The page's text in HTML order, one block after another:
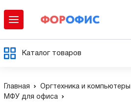
Каталог товаров
Главная Оргтехника и компьютеры
МФУ для офиса